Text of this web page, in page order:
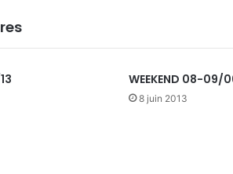
WEEKEND 08-09/
8 juin 2013